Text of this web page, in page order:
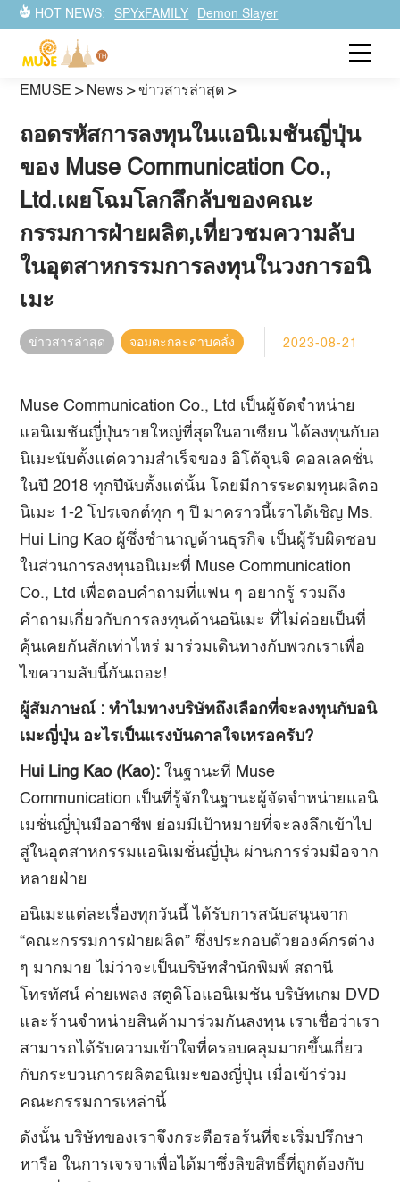
HOT NEWS: SPYxFAMILY Demon Slayer
EMUSE > News >ข่าวสารล่าสุด >
ถอดรหัสการลงทุนในแอนิเมชันญี่ปุ่น
ของ Muse Communication Co.,
Ltd.เผยโฉมโลกลึกลับของคณะ
กรรมการฝ่ายผลิต,เที่ยวชมความลับ
ในอุตสาหกรรมการลงทุนในวงการอนิ
เมะ
ข่าวสารล่าสุด จอมตะกละดาบคลั่ง 2023-08-21
Muse Communication Co., Ltd เป็นผู้จัดจำหน่าย
แอนิเมชันญี่ปุ่นรายใหญ่ที่สุดในอาเซียน ได้ลงทุนกับอ
นิเมะนับตั้งแต่ความสำเร็จของ อิโต้จุนจิ คอลเลคชั่น
ในปี 2018 ทุกปีนับตั้งแต่นั้น โดยมีการระดมทุนผลิตอ
นิเมะ 1-2 โปรเจกต์ทุก ๆ ปี มาคราวนี้เราได้เชิญ Ms.
Hui Ling Kao ผู้ซึ่งชำนาญด้านธุรกิจ เป็นผู้รับผิดชอบ
ในส่วนการลงทุนอนิเมะที่ Muse Communication
Co., Ltd เพื่อตอบคำถามที่แฟน ๆ อยากรู้ รวมถึง
คำถามเกี่ยวกับการลงทุนด้านอนิเมะ ที่ไม่ค่อยเป็นที่
คุ้นเคยกันสักเท่าไหร่ มาร่วมเดินทางกับพวกเราเพื่อ
ไขความลับนี้กันเถอะ!
ผู้สัมภาษณ์ :ทำไมทางบริษัทถึงเลือกที่จะลงทุนกับอนิ
เมะญี่ปุ่น อะไรเป็นแรงบันดาลใจเหรอครับ?
Hui Ling Kao (Kao): ในฐานะที่ Muse
Communication เป็นที่รู้จักในฐานะผู้จัดจำหน่ายแอนิ
เมชั่นญี่ปุ่นมืออาชีพ ย่อมมีเป้าหมายที่จะลงลึกเข้าไป
สู่ในอุตสาหกรรมแอนิเมชั่นญี่ปุ่น ผ่านการร่วมมือจาก
หลายฝ่าย
อนิเมะแต่ละเรื่องทุกวันนี้ ได้รับการสนับสนุนจาก
“คณะกรรมการฝ่ายผลิต” ซึ่งประกอบด้วยองค์กรต่าง
ๆ มากมาย ไม่ว่าจะเป็นบริษัทสำนักพิมพ์ สถานี
โทรทัศน์ ค่ายเพลง สตูดิโอแอนิเมชัน บริษัทเกม DVD
และร้านจำหน่ายสินค้ามาร่วมกันลงทุน เราเชื่อว่าเรา
สามารถได้รับความเข้าใจที่ครอบคลุมมากขึ้นเกี่ยว
กับกระบวนการผลิตอนิเมะของญี่ปุ่น เมื่อเข้าร่วม
คณะกรรมการเหล่านี้
ดังนั้น บริษัทของเราจึงกระตือรอร้นที่จะเริ่มปรึกษา
หารือ ในการเจรจาเพื่อได้มาซึ่งลิขสิทธิ์ที่ถูกต้องกับ